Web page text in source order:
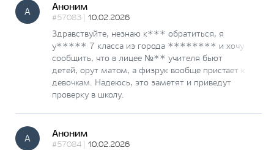
А Аноним
#57083 | 10.02.2026
Здравствуйте, незнаю к*** обратиться, я
у***** 7 класса из города ******** и хочу
сообщить, что в лицее №** учителя бьют
детей, орут матом, а физрук вообще пристает к
девочкам. Надеюсь, это заметят и приведут
проверку в школу.
А Аноним
#57084 | 10.02.2026